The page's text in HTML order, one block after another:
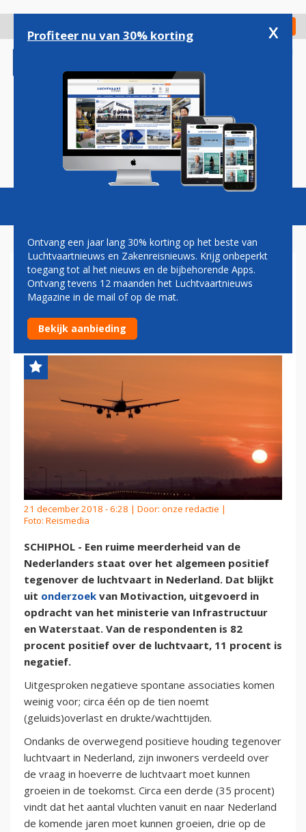
gaan
Check in
Magazine Podcasts Vacatures
NEDERLANDERS POSITIEF
OVER DE LUCHTVAART IN
NEDERLAND
21 december 2018 - 6:28 | Door: onze redactie |
Foto: Reismedia
SCHIPHOL - Een ruime meerderheid van de
Nederlanders staat over het algemeen positief
tegenover de luchtvaart in Nederland. Dat blijkt
uit onderzoek van Motivaction, uitgevoerd in
opdracht van het ministerie van Infrastructuur
en Waterstaat. Van de respondenten is 82
procent positief over de luchtvaart, 11 procent is
negatief.
Uitgesproken negatieve spontane associaties komen
weinig voor; circa één op de tien noemt
(geluids)overlast en drukte/wachttijden.
Ondanks de overwegend positieve houding tegenover
luchtvaart in Nederland, zijn inwoners verdeeld over
de vraag in hoeverre de luchtvaart moet kunnen
groeien in de toekomst. Circa een derde (35 procent)
vindt dat het aantal vluchten vanuit en naar Nederland
de komende jaren moet kunnen groeien, drie op de
Profiteer nu van 30% korting x
Ontvang een jaar lang 30% korting op het beste van
Luchtvaartnieuws en Zakenreisnieuws. Krijg onbeperkt
toegang tot al het nieuws en de bijbehorende Apps.
Ontvang tevens 12 maanden het Luchtvaartnieuws
Magazine in de mail of op de mat.
Bekijk aanbieding